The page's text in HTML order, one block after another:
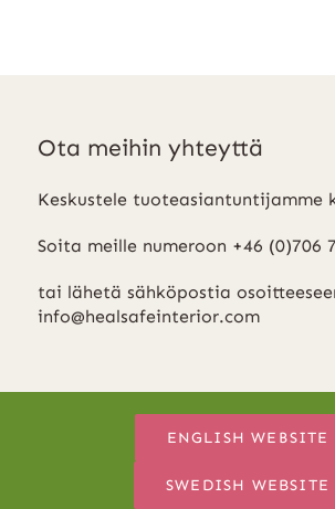
Ota meihin yhteyttä
Keskustele tuoteasiantuntijamme
Soita meille numeroon +46 (0)706
tai lähetä sähköpostia
info@healsafeinterior.com
ENGLISH WEBSITE
SWEDISH WEBSITE